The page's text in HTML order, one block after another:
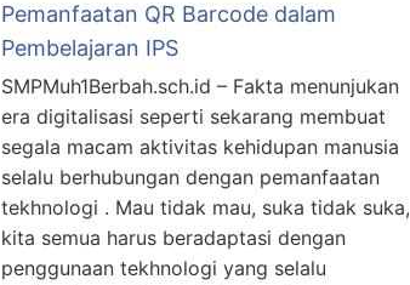
Pemanfaatan QR Barcode dalam
Pembelajaran IPS
SMPMuh1Berbah.sch.id – Fakta menunjukan
era digitalisasi seperti sekarang membuat
segala macam aktivitas kehidupan manusia
selalu berhubungan dengan pemanfaatan
tekhnologi . Mau tidak mau, suka tidak suka,
kita semua harus beradaptasi dengan
penggunaan tekhnologi yang selalu